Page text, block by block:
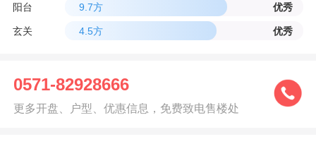
阳台 9.7方 优秀
玄关 4.5方 优秀
0571-82928666
更多开盘、户型、优惠信息，免费致电售楼处